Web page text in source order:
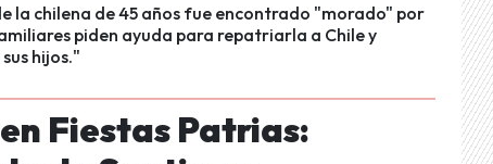
la chilena de 45 años fue encontrado "morado" por
piden ayuda para repatriarla a Chile y
hijos."
Fiestas Patrias: